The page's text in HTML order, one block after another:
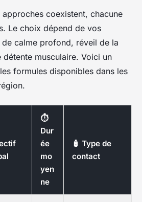
approches coexistent, chacune
Le choix dépend de vos
calme profond, réveil de la
détente musculaire. Voici un
formules disponibles dans les
⏱️
Dur
ée
mo
yen
ne
🧴 Type de
contact